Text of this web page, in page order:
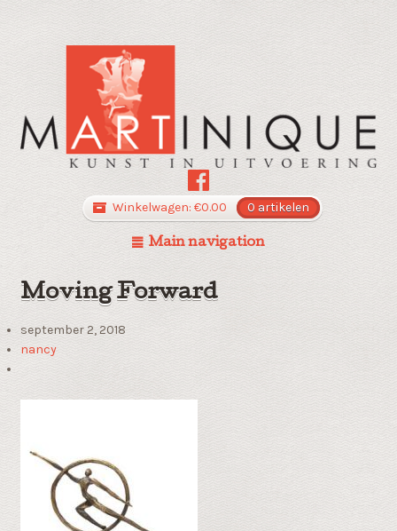
Winkelwagen: €0.00 0 artikelen
Main navigation
Moving Forward
september 2, 2018
nancy